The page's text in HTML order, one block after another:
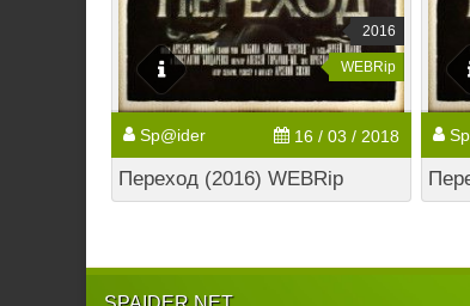
2016
WEBRip
Sp@ider 16 / 03 / 2018
Переход (2016) WEBRip